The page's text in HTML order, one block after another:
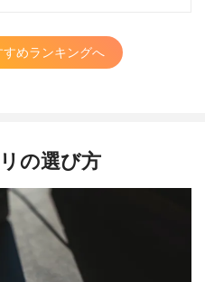
めランキングへ
の選び方